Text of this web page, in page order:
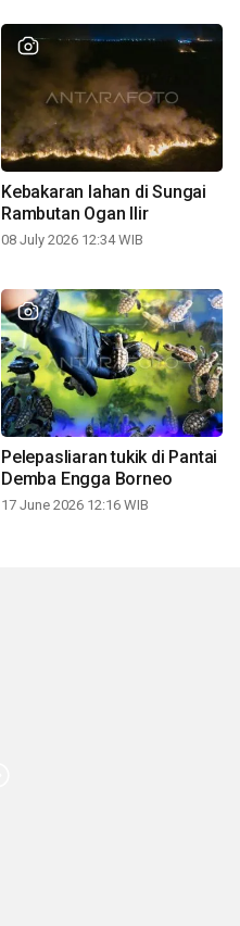
Kebakaran lahan di Sungai
Rambutan Ogan Ilir
08 July 2026 12:34 WIB
Pelepasliaran tukik di Pantai
Demba Engga Borneo
17 June 2026 12:16 WIB